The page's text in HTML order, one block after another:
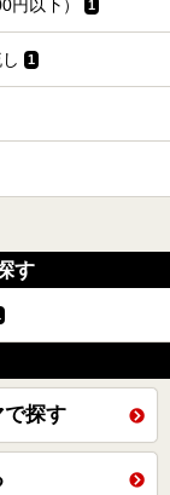
円以下） 1
1
す
探す